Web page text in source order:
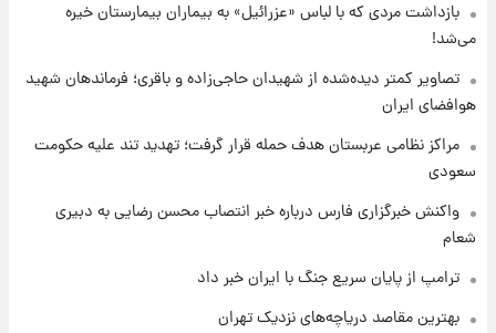
شارژ جدید کالابرگ برای سه دهک؛ جزئیات اعلام
بازداشت مردی که با لباس «عزرائیل» به بیماران بیمارستان خیره
می‌شد!
تصاویر کمتر دیده‌شده از شهیدان حاجی‌زاده و باقری؛ فرماندهان شهید
هوافضای ایران
مراکز نظامی عربستان هدف حمله قرار گرفت؛ تهدید تند علیه حکومت
سعودی
واکنش خبرگزاری فارس درباره خبر انتصاب محسن رضایی به دبیری
شعام
ترامپ از پایان سریع جنگ با ایران خبر داد
بهترین مقاصد دریاچه‌های نزدیک تهران